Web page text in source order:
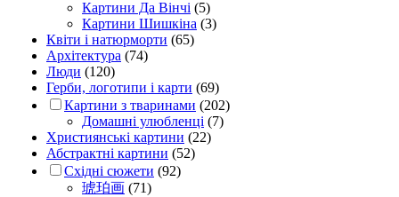
Картини Да Вінчі (5)
Картини Шишкіна (3)
Квіти і натюрморти (65)
Архітектура (74)
Люди (120)
Герби, логотипи і карти (69)
Картини з тваринами (202)
Домашні улюбленці (7)
Християнські картини (22)
Абстрактні картини (52)
Східні сюжети (92)
琥珀画 (71)